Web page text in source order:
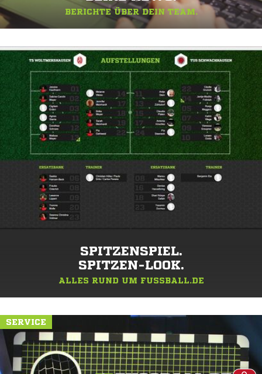
BERICHTE ÜBER DEIN TEAM.
SPITZENSPIEL.
SPITZEN-LOOK.
ALLES RUND UM FUSSBALL.DE
SERVICE